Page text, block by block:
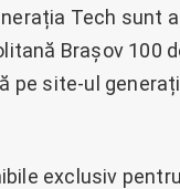
Tech sunt
Brașov 100
site-ul
exclusiv